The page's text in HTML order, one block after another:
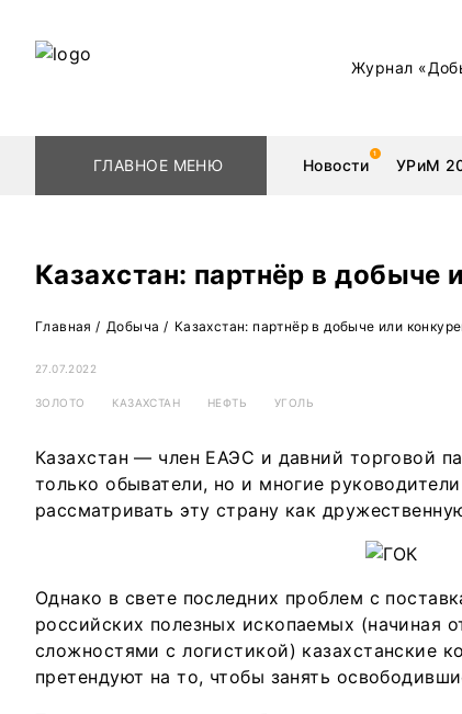
Журнал
ГЛАВНОЕ МЕНЮ Новости УРиМ
Геологоразведка
Добыча
Металлургия Нефть
Казахстан: партнёр в добыче
Главная / Добыча / Казахстан: партнёр в добыче или
27.07.2022
ЗОЛОТО КАЗАХСТАН НЕФТЬ УГОЛЬ
Казахстан — член ЕАЭС и давний торговой
только обыватели, но и многие
рассматривать эту страну как
Однако в свете последних проблем с
российских полезных ископаемых (начиная
сложностями с логистикой) казахстанские
претендуют на то, чтобы занять